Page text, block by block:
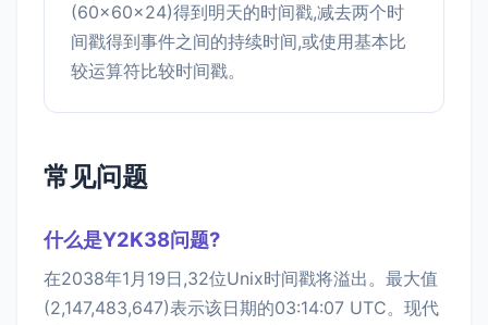
(60×60×24)得到明天的时间戳,减去两个时
间戳得到事件之间的持续时间,或使用基本比
较运算符比较时间戳。
常见问题
什么是Y2K38问题?
在2038年1月19日,32位Unix时间戳将溢出。最大值
(2,147,483,647)表示该日期的03:14:07 UTC。现代